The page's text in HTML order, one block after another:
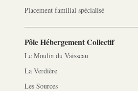
Placement familial spécialisé
Pôle Hébergement Collectif
Le Moulin du Vaisseau
La Verdière
Les Sources